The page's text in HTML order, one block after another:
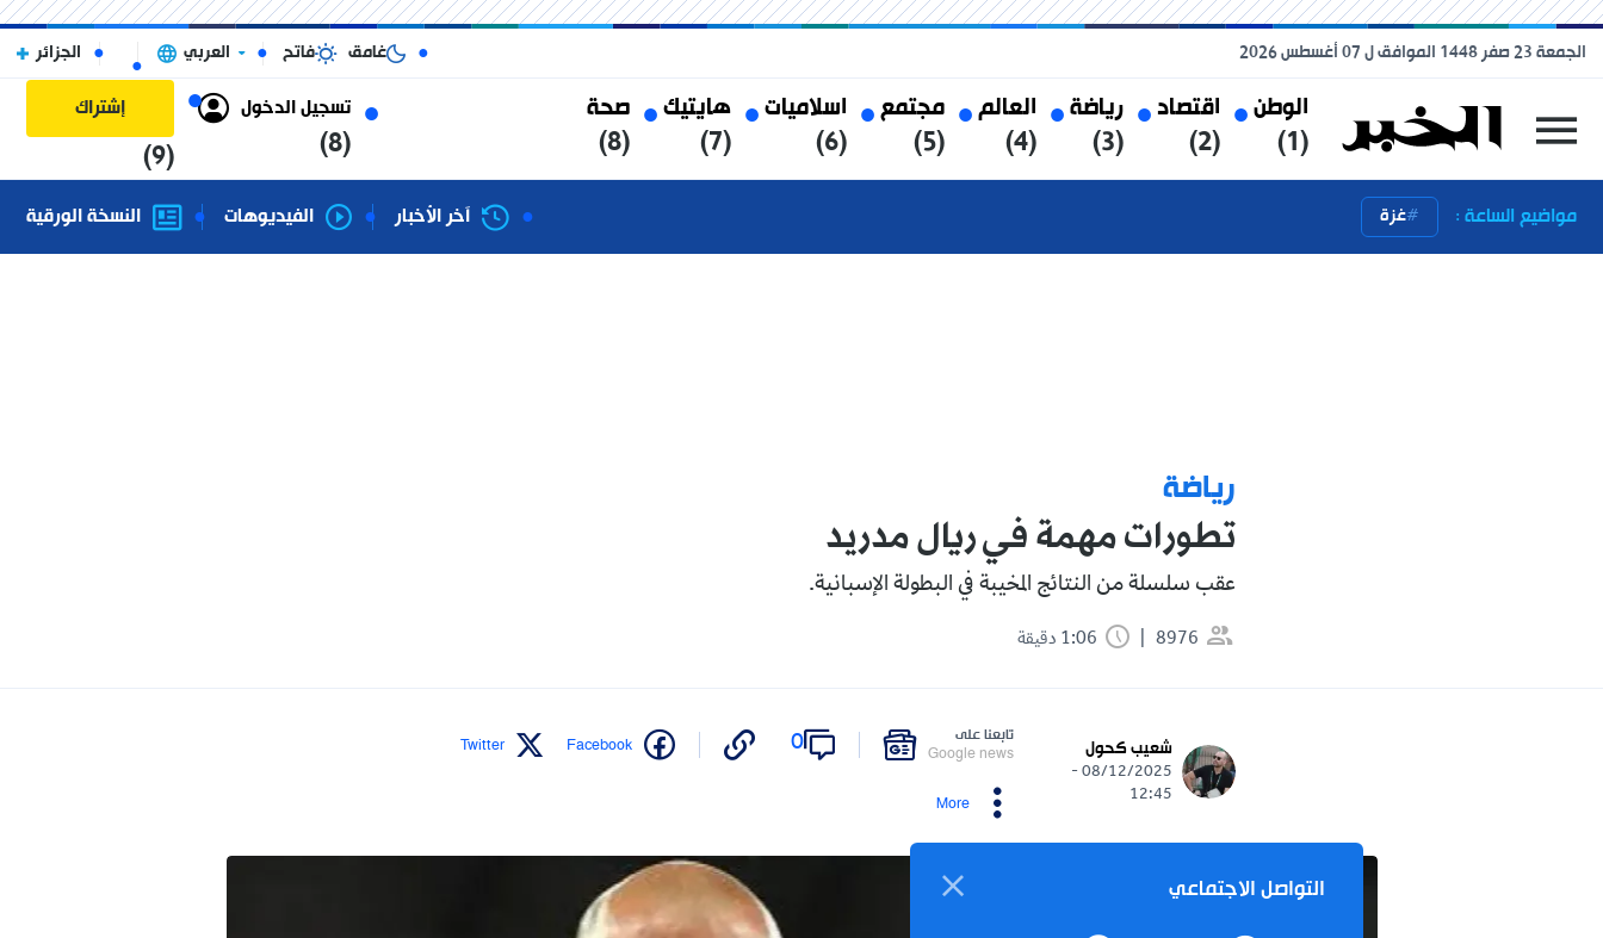
الوطن
(1)
اقتصاد
(2)
رياضة
(3)
العالم
(4)
مجتمع
(5)
اسلاميات
(6)
هايتيك
(7)
صحة
(8)
تسجيل الدخول
(8)
إشتراك
(9)
الجمعة 23 صفر 1448 الموافق ل 07 أغسطس 2026 غامق فاتح العربي الجزائر
مواضيع الساعة : غزة آخر الأخبار الفيديوهات النسخة الورقية
رياضة
تطورات مهمة في ريال مدريد
عقب سلسلة من النتائج المخيبة في البطولة الإسبانية.
8976
شعيب كحول
08/12/2025 -
12:45
تابعنا على
Google news
0
Facebook
Twitter
More
التواصل الاجتماعي